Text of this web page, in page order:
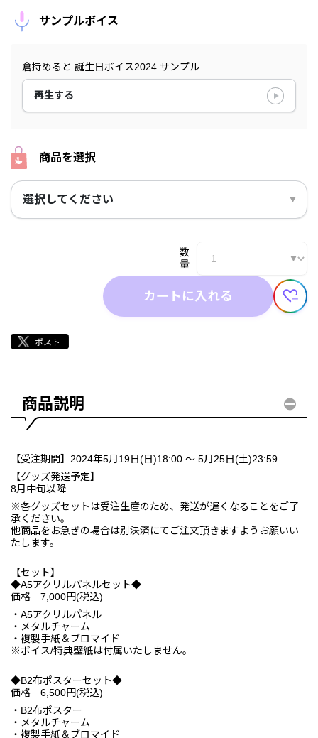
サンプルボイス
倉持めると 誕生日ボイス2024 サンプル
再生する
商品を選択
選択してください
数
量
カートに入れる
商品説明
【受注期間】2024年5月19日(日)18:00 ～ 5月25日(土)23:59
【グッズ発送予定】
8月中旬以降
※各グッズセットは受注生産のため、発送が遅くなることをご了
承ください。
他商品をお急ぎの場合は別決済にてご注文頂きますようお願いい
たします。
【セット】
◆A5アクリルパネルセット◆
価格 7,000円(税込)
・A5アクリルパネル
・メタルチャーム
・複製手紙＆ブロマイド
※ボイス/特典壁紙は付属いたしません。
◆B2布ポスターセット◆
価格 6,500円(税込)
・B2布ポスター
・メタルチャーム
・複製手紙＆ブロマイド